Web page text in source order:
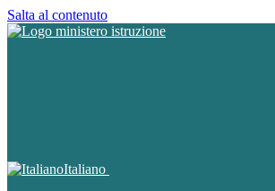
Salta al contenuto
Italiano